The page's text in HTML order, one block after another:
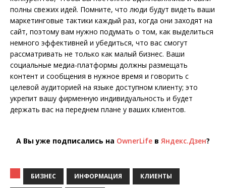
полны свежих идей. Помните, что люди будут видеть ваши
маркетинговые тактики каждый раз, когда они заходят на
сайт, поэтому вам нужно подумать о том, как выделиться
немного эффективней и убедиться, что вас смогут
рассматривать не только как малый бизнес. Ваши
социальные медиа-платформы должны размещать
контент и сообщения в нужное время и говорить с
целевой аудиторией на языке доступном клиенту; это
укрепит вашу фирменную индивидуальность и будет
держать вас на переднем плане у ваших клиентов.
А Вы уже подписались на OwnerLife в Яндекс.Дзен?
БИЗНЕС ИНФОРМАЦИЯ КЛИЕНТЫ